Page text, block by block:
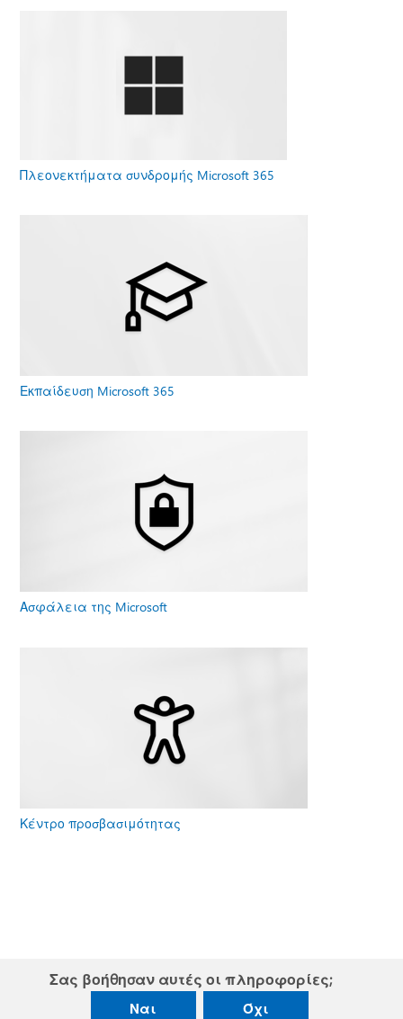
Πλεονεκτήματα συνδρομής Microsoft 365
Εκπαίδευση Microsoft 365
Ασφάλεια της Microsoft
Κέντρο προσβασιμότητας
Σας βοήθησαν αυτές οι πληροφορίες;
Ναι Όχι